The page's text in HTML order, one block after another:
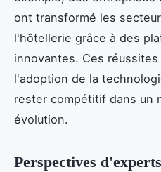
ont transformé les
l'hôtellerie grâce à des
innovantes. Ces
l'adoption de la
rester compétitif dans un
évolution.
Perspectives